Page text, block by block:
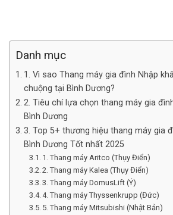
Danh mục
1. Vì sao Thang máy gia đình Nhập
chuộng tại Bình Dương?
2. Tiêu chí lựa chọn thang máy gia
Bình Dương
3. Top 5+ thương hiệu thang máy gia
Bình Dương Tốt nhất 2025
1. Thang máy Aritco (Thụy Điển)
2. Thang máy Kalea (Thụy Điển)
3. Thang máy DomusLift (Ý)
4. Thang máy Thyssenkrupp (Đức)
5. Thang máy Mitsubishi (Nhật Bản)